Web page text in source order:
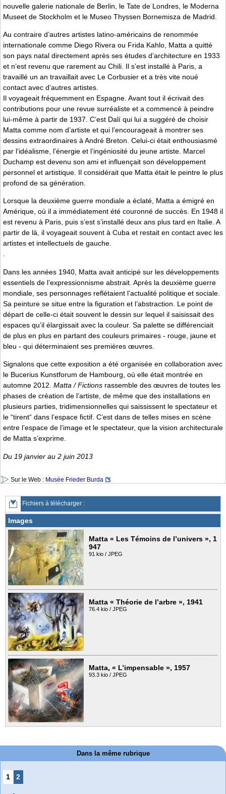
nouvelle galerie nationale de Berlin, le Tate de Londres, le Moderna
Museet de Stockholm et le Museo Thyssen Bornemisza de Madrid.
Au contraire d’autres artistes latino-américains de renommée
internationale comme Diego Rivera ou Frida Kahlo, Matta a quitté
son pays natal directement après ses études d’architecture en 1933
et n’est revenu que rarement au Chili. Il s’est installé à Paris, a
travaillé un an travaillait avec Le Corbusier et a très vite noué
contact avec d’autres artistes.
Il voyageait fréquemment en Espagne. Avant tout il écrivait des
contributions pour une revue surréaliste et a commencé à peindre
lui-même à partir de 1937. C’est Dalí qui lui a suggéré de choisir
Matta comme nom d’artiste et qui l’encourageait à montrer ses
dessins extraordinaires à André Breton. Celui-ci était enthousiasmé
par l’idéalisme, l’énergie et l’ingéniosité du jeune artiste. Marcel
Duchamp est devenu son ami et influençait son développement
personnel et artistique. Il considérait que Matta était le peintre le plus
profond de sa génération.
Lorsque la deuxième guerre mondiale a éclaté, Matta a émigré en
Amérique, où il a immédiatement été couronné de succès. En 1948 il
est revenu à Paris, puis s’est s’installé deux ans plus tard en Italie. A
partir de là, il voyageait souvent à Cuba et restait en contact avec les
artistes et intellectuels de gauche.
.
Dans les années 1940, Matta avait anticipé sur les développements
essentiels de l’expressionnisme abstrait. Après la deuxième guerre
mondiale, ses personnages reflétaient l’actualité politique et sociale.
Sa peinture se situe entre la figuration et l’abstraction. Le point de
départ de celle-ci était souvent le dessin sur lequel il saisissait des
espaces qu’il élargissait avec la couleur. Sa palette se différenciait
de plus en plus en partant des couleurs primaires - rouge, jaune et
bleu - qui déterminaient ses premières œuvres.
Signalons que cette exposition a été organisée en collaboration avec
le Bucerius Kunstforum de Hambourg, où elle était montrée en
automne 2012. Matta / Fictions rassemble des œuvres de toutes les
phases de création de l’artiste, de même que des installations en
plusieurs parties, tridimensionnelles qui saississent le spectateur et
le “tirent“ dans l’espace fictif. C’est dans de telles mises en scène
entre l’espace de l’image et le spectateur, que la vision architecturale
de Matta s’exprime.
Du 19 janvier au 2 juin 2013
Sur le Web : Musée Frieder Burda
Fichiers à télécharger :
Images
Matta « Les Témoins de l’univers », 1
947
91 kio / JPEG
Matta « Théorie de l’arbre », 1941
76.4 kio / JPEG
Matta, « L’impensable », 1957
93.3 kio / JPEG
Dans la même rubrique
1 2